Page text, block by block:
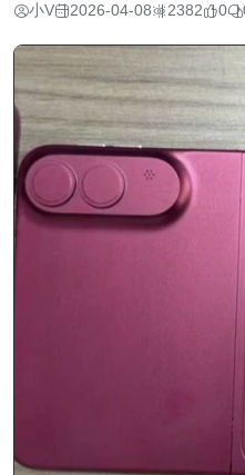
小V 2026-04-08 2382 0